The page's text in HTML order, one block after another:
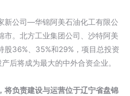
新公司—华锦阿美石油化工有限公
市。北方工业集团公司、沙特阿美
股36%、35%和29%，项目总投资
后将成为最大的中外合资企业。
将负责建设与运营位于辽宁省盘锦